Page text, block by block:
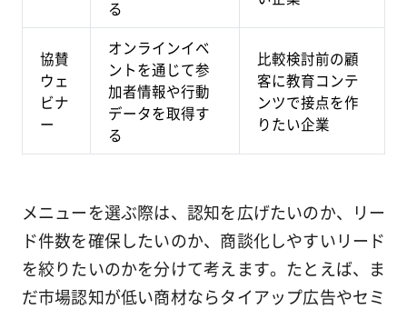
る
協賛
ウェ
ビナ
ー
オンラインイベ
ントを通じて参
加者情報や行動
データを取得す
る
比較検討前の顧
客に教育コンテ
ンツで接点を作
りたい企業
メニューを選ぶ際は、認知を広げたいのか、リー
ド件数を確保したいのか、商談化しやすいリード
を絞りたいのかを分けて考えます。たとえば、ま
だ市場認知が低い商材ならタイアップ広告やセミ